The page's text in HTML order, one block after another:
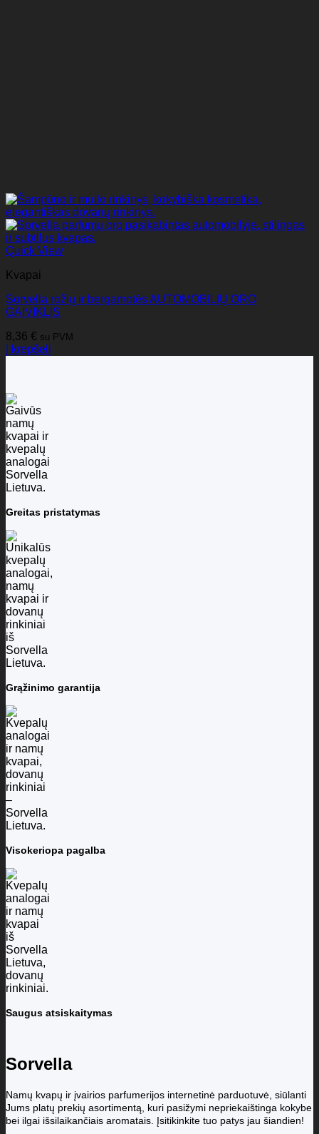
Quick View
Kvapai
Sorvella rožių ir bergamotės AUTOMOBILIŲ ORO
GAIVIKLIS
8,36 € su PVM
Į krepšelį
Greitas pristatymas
Grąžinimo garantija
Visokeriopa pagalba
Saugus atsiskaitymas
Sorvella
Namų kvapų ir įvairios parfumerijos internetinė parduotuvė, siūlanti
Jums platų prekių asortimentą, kuri pasižymi nepriekaištinga kokybe
bei ilgai išsilaikančiais aromatais. Įsitikinkite tuo patys jau šiandien!